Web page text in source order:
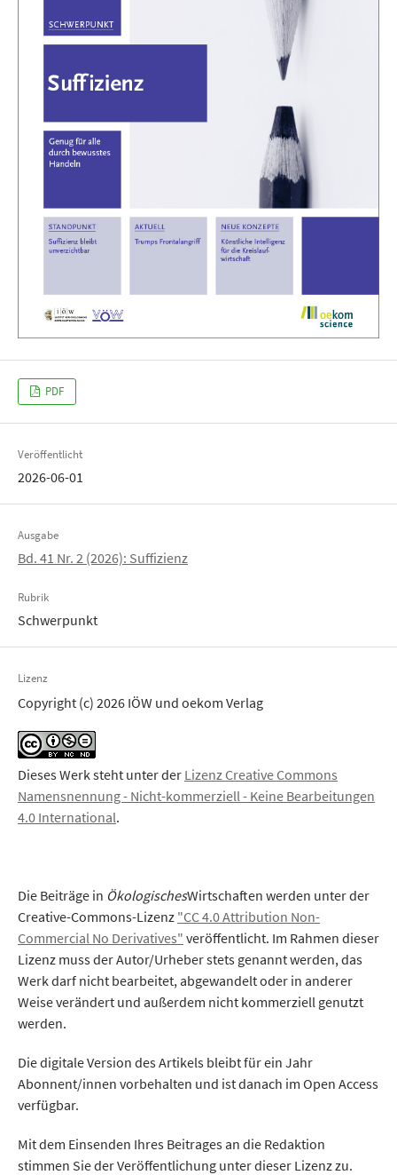
PDF
Veröffentlicht
2026-06-01
Ausgabe
Bd. 41 Nr. 2 (2026): Suffizienz
Rubrik
Schwerpunkt
Lizenz
Copyright (c) 2026 IÖW und oekom Verlag
Dieses Werk steht unter der Lizenz Creative Commons
Namensnennung - Nicht-kommerziell - Keine Bearbeitungen
4.0 International.
Die Beiträge in ÖkologischesWirtschaften werden unter der
Creative-Commons-Lizenz "CC 4.0 Attribution Non-
Commercial No Derivatives" veröffentlicht. Im Rahmen dieser
Lizenz muss der Autor/Urheber stets genannt werden, das
Werk darf nicht bearbeitet, abgewandelt oder in anderer
Weise verändert und außerdem nicht kommerziell genutzt
werden.
Die digitale Version des Artikels bleibt für ein Jahr
Abonnent/innen vorbehalten und ist danach im Open Access
verfügbar.
Mit dem Einsenden Ihres Beitrages an die Redaktion
stimmen Sie der Veröffentlichung unter dieser Lizenz zu.